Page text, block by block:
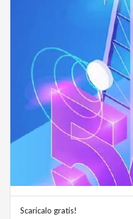
Scaricalo gratis!